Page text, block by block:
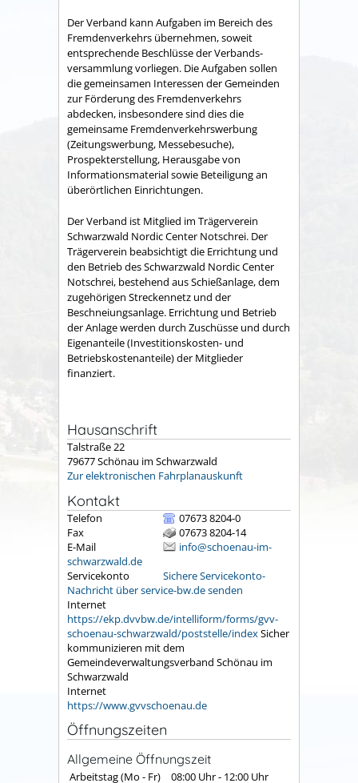
Der Verband kann Aufgaben im Bereich des
Fremdenverkehrs übernehmen, soweit
entsprechende Beschlüsse der Verbands­
versammlung vorliegen. Die Aufgaben sollen
die gemeinsamen Interessen der Gemeinden
zur Förderung des Fremdenverkehrs
abdecken, insbesondere sind dies die
gemeinsame Fremden­verkehrswerbung
(Zeitungswerbung, Messebesuche),
Prospekter­stellung, Herausgabe von
Informationsmaterial sowie Betei­ligung an
überörtlichen Einrichtungen.
Der Verband ist Mitglied im Trägerverein
Schwarzwald Nordic Center Notschrei. Der
Trägerverein beabsichtigt die Errichtung und
den Betrieb des Schwarzwald Nordic Center
Notschrei, bestehend aus Schießanlage, dem
zugehörigen Streckennetz und der
Beschneiungsanlage. Errichtung und Betrieb
der Anlage werden durch Zuschüsse und durch
Eigenanteile (Investitionskosten- und
Betriebskostenanteile) der Mitglieder
finanziert.
Hausanschrift
Talstraße 22
79677Schönau im Schwarzwald
Zur elektronischen Fahrplanauskunft
Kontakt
Telefon
07673 8204-0
Fax
07673 8204-14
E-Mail
info@schoenau-im-
schwarzwald.de
Servicekonto
Sichere Servicekonto-
Nachricht über service-bw.de senden
Internet
https://ekp.dvvbw.de/intelliform/forms/gvv-
schoenau-schwarzwald/poststelle/indexSicher
kommunizieren mit dem
Gemeindeverwaltungsverband Schönau im
Schwarzwald
Internet
https://www.gvvschoenau.de
Öffnungszeiten
Allgemeine Öffnungszeit
Arbeitstag (Mo - Fr) 08:00 Uhr- 12:00 Uhr